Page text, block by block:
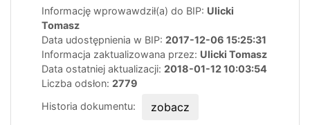
Informację wprowawdził(a) do BIP: Ulicki
Tomasz
Data udostępnienia w BIP: 2017-12-06 15:25:31
Informacja zaktualizowana przez: Ulicki Tomasz
Data ostatniej aktualizacji: 2018-01-12 10:03:54
Liczba odsłon: 2779
Historia dokumentu:
zobacz